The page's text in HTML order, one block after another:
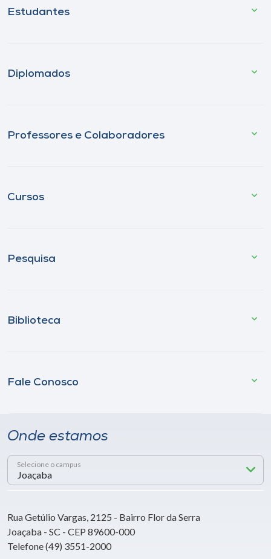
Estudantes
Diplomados
Professores e Colaboradores
Cursos
Pesquisa
Biblioteca
Fale Conosco
Onde estamos
Selecione o campus
Rua Getúlio Vargas, 2125 - Bairro Flor da Serra
Joaçaba - SC - CEP 89600-000
Telefone (49) 3551-2000